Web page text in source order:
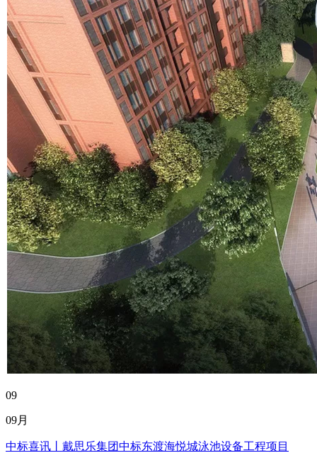
09
09月
中标喜讯丨戴思乐集团中标东渡海悦城泳池设备工程项目